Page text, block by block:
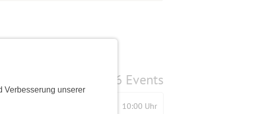
Verbesserung unserer
6 Events
10:00 Uhr